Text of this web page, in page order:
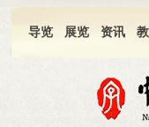
导览 展览 资讯